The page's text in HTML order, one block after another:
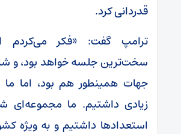
قدردانی کرد.
ترامپ گفت: «فکر می‌کردم
سخت‌ترین جلسه خواهد بود، و
جهات همینطور هم بود، اما ما
زیادی داشتیم. ما مجموعه‌ای
استعداد‌ها داشتیم و به ویژه